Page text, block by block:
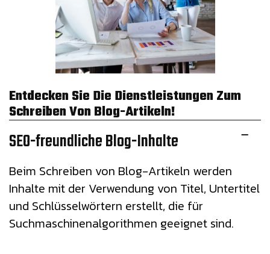
Entdecken Sie Die Dienstleistungen Zum
Schreiben Von Blog-Artikeln!
SEO-freundliche Blog-Inhalte
Beim Schreiben von Blog-Artikeln werden
Inhalte mit der Verwendung von Titel, Untertitel
und Schlüsselwörtern erstellt, die für
Suchmaschinenalgorithmen geeignet sind.